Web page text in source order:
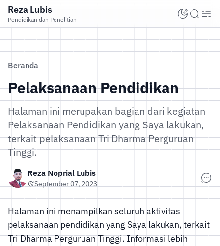
Reza Lubis
Pendidikan dan Penelitian
Beranda
Pelaksanaan Pendidikan
Halaman ini merupakan bagian dari kegiatan
Pelaksanaan Pendidikan yang Saya lakukan,
terkait pelaksanaan Tri Dharma Perguruan
Tinggi.
Reza Noprial Lubis
September 07, 2023
Halaman ini menampilkan seluruh aktivitas
pelaksanaan pendidikan yang Saya lakukan, terkait
Tri Dharma Perguruan Tinggi. Informasi lebih